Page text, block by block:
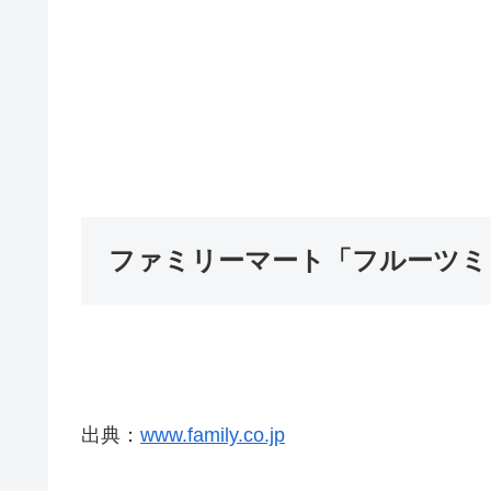
ファミリーマート「フルーツ
出典： www.family.co.jp